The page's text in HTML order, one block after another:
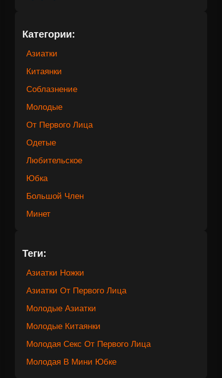
Категории:
Азиатки
Китаянки
Соблазнение
Молодые
От Первого Лица
Одетые
Любительское
Юбка
Большой Член
Минет
Теги:
Азиатки Ножки
Азиатки От Первого Лица
Молодые Азиатки
Молодые Китаянки
Молодая Секс От Первого Лица
Молодая В Мини Юбке